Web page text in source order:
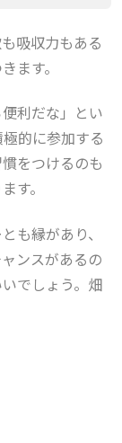
吸収力もある
ます。
利だな」とい
的に参加する
をつけるのも
す。
も縁があり、
ンスがあるの
でしょう。畑